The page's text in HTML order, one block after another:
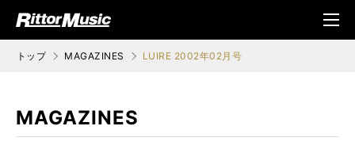
ジック (Rittor Musi
メニ
ュ
トップ MAGAZINES LUIRE 2002年02月号
MAGAZINES